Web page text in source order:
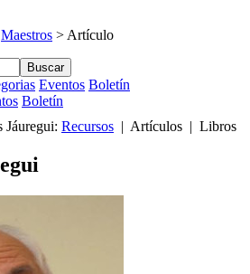
Maestros > Artículo
Buscar
Eventos Boletín
Boletín
Jáuregui: Recursos | Artículos | Libros